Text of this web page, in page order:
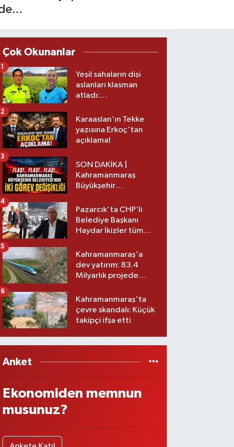
Çok Okunanlar
Yeşil sahaların dişi
aslanları klasman
atladı:
üst lige iki transfer!
1
Karaaslan'ın Tekke
yazısına Erkoç'tan
açıklama!
2
SON DAKİKA |
Kahramanmaraş
Büyükşehir
görev değişikliği!
3
Pazarcık'ta CHP’li
Belediye Başkanı
Haydar İkizler tüm
yeni partisi
4
Kahramanmaraş'a
dev yatırım: 83.4
Milyarlık projede
5
Kahramanmaraş'ta
çevre skandalı: Küçük
takipçi ifşa etti
6
Anket
Ekonomiden memnun
musunuz?